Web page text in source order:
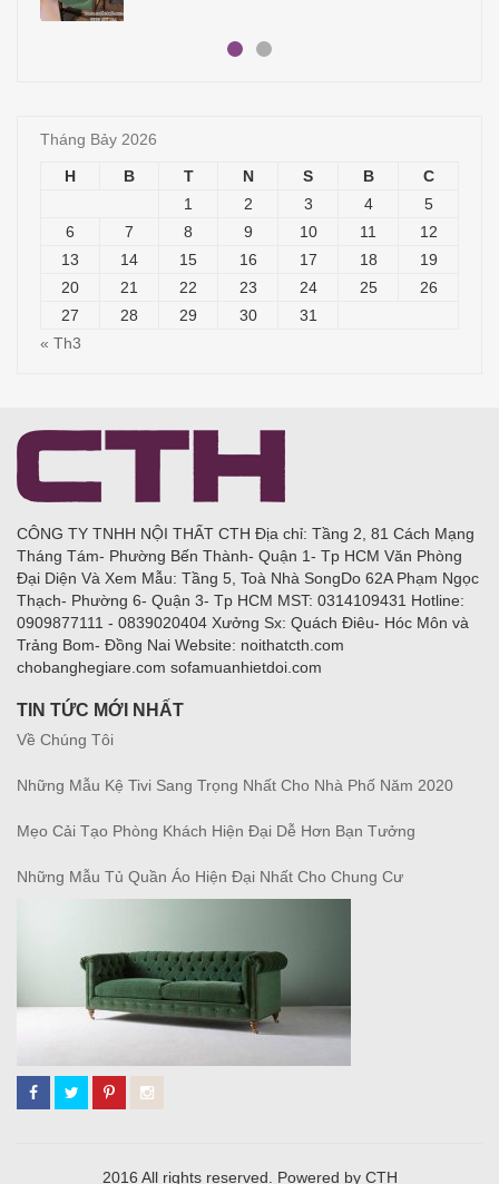
Tháng Bảy 2026
H B T N S B
C
1
2 3 4
5
6
7 8 9 10 11
12
13
14 15 16 17 18
19
20
21 22 23 24 25
26
27
28 29 30
31
« Th3
CÔNG TY TNHH NỘI THẤT CTH Địa chỉ: Tầng 2, 81 Cách Mạng
Tháng Tám- Phường Bến Thành- Quận 1- Tp HCM Văn Phòng
Đại Diện Và Xem Mẫu: Tầng 5, Toà Nhà SongDo 62A Phạm Ngọc
Thạch- Phường 6- Quận 3- Tp HCM MST: 0314109431 Hotline:
0909877111 - 0839020404 Xưởng Sx: Quách Điêu- Hóc Môn và
Trảng Bom- Đồng Nai Website: noithatcth.com
chobanghegiare.com sofamuanhietdoi.com
TIN TỨC MỚI NHẤT
Về Chúng Tôi
Những Mẫu Kệ Tivi Sang Trọng Nhất Cho Nhà Phố Năm 2020
Mẹo Cải Tạo Phòng Khách Hiện Đại Dễ Hơn Bạn Tưởng
Những Mẫu Tủ Quần Áo Hiện Đại Nhất Cho Chung Cư
2016 All rights reserved. Powered by CTH